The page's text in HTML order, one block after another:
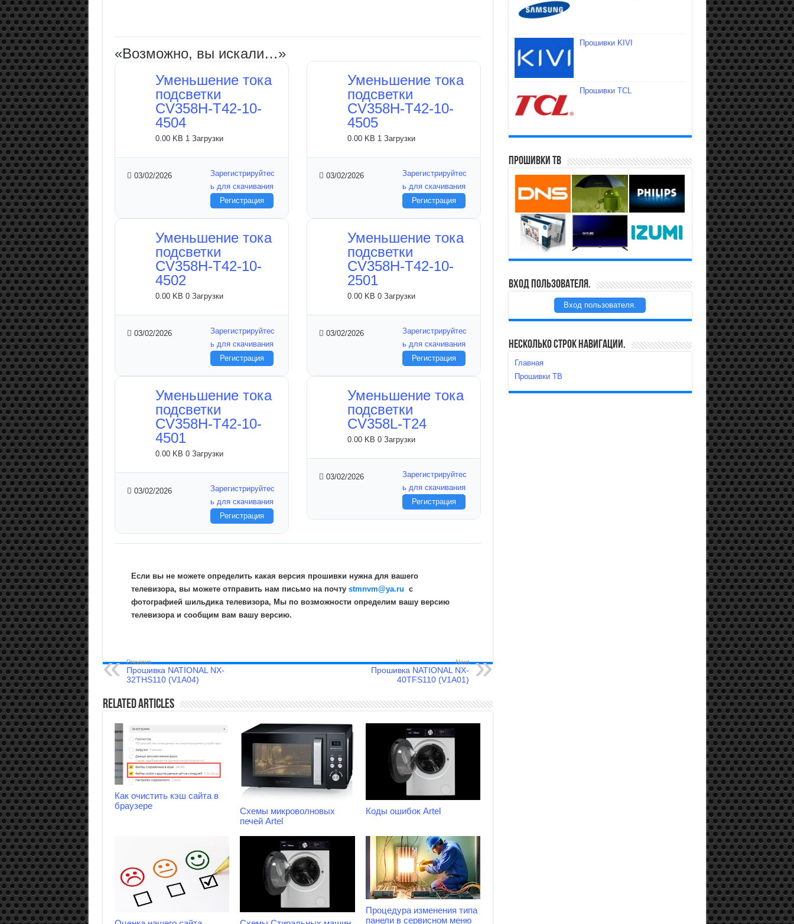
«Возможно, вы искали…»
Уменьшение тока
подсветки
CV358H-T42-10-
4504
0.00 KB 1 Загрузки
03/02/2026
Зарегистрируйтес
ь для скачивания
Регистрация
Уменьшение тока
подсветки
CV358H-T42-10-
4505
0.00 KB 1 Загрузки
03/02/2026
Зарегистрируйтес
ь для скачивания
Регистрация
Уменьшение тока
подсветки
CV358H-T42-10-
4502
0.00 KB 0 Загрузки
03/02/2026
Зарегистрируйтес
ь для скачивания
Регистрация
Уменьшение тока
подсветки
CV358H-T42-10-
2501
0.00 KB 0 Загрузки
03/02/2026
Зарегистрируйтес
ь для скачивания
Регистрация
Уменьшение тока
подсветки
CV358H-T42-10-
4501
0.00 KB 0 Загрузки
03/02/2026
Зарегистрируйтес
ь для скачивания
Регистрация
Уменьшение тока
подсветки
CV358L-T24
0.00 KB 0 Загрузки
03/02/2026
Зарегистрируйтес
ь для скачивания
Регистрация
Если вы не можете определить какая версия прошивки нужна для вашего
телевизора, вы можете отправить нам письмо на почту stmnvm@ya.ru c
фотографией шильдика телевизора, Мы по возможности определим вашу версию
телевизора и сообщим вам вашу версию.
Previous
Прошивка NATIONAL NX-
32THS110 (V1A04)
Next
Прошивка NATIONAL NX-
40TFS110 (V1A01)
Related Articles
Как очистить кэш сайта в
браузере
Схемы микроволновых
печей Artel
Коды ошибок Artel
Процедура изменения типа
панели в сервисном меню
Прошивки KIVI
Прошивки TCL
Прошивки ТВ
Вход пользователя.
Вход пользователя.
Несколько строк навигации.
Главная
Прошивки ТВ